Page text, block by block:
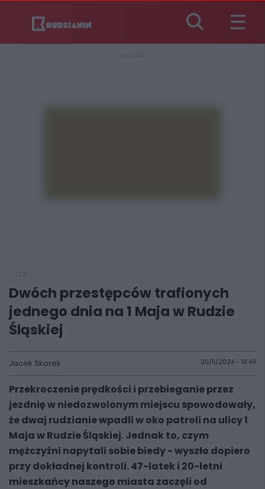
Dwóch przestępców trafionych
jednego dnia na 1 Maja w Rudzie
Śląskiej
Jacek Skorek 20/11/2024 - 10:49
Przekroczenie prędkości i przebieganie przez
jezdnię w niedozwolonym miejscu spowodowały,
że dwaj rudzianie wpadli w oko patroli na ulicy 1
Maja w Rudzie Śląskiej. Jednak to, czym
mężczyźni napytali sobie biedy - wyszło dopiero
przy dokładnej kontroli. 47-latek i 20-letni
mieszkańcy naszego miasta zaczęli od